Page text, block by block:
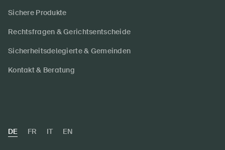
Sichere Produkte
Rechtsfragen & Gerichtsentscheide
Sicherheitsdelegierte & Gemeinden
Kontakt & Beratung
DE FR IT EN